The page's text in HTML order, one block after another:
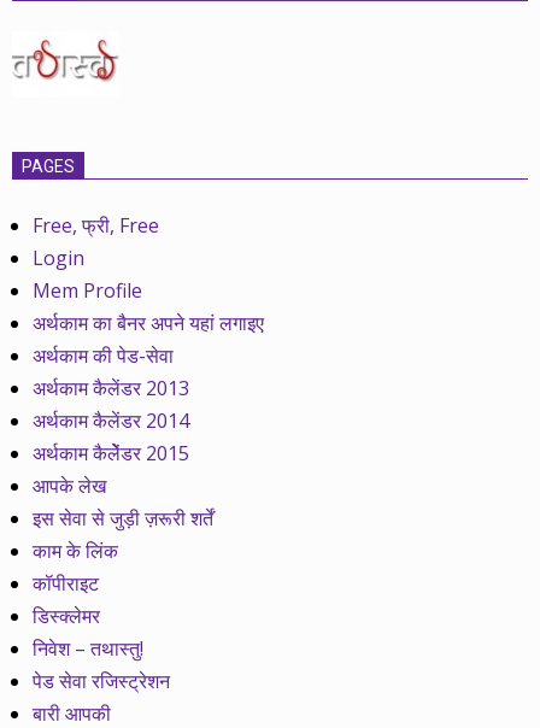
PAGES
Free, फ्री, Free
Login
Mem Profile
अर्थकाम का बैनर अपने यहां लगाइए
अर्थकाम की पेड-सेवा
अर्थकाम कैलेंडर 2013
अर्थकाम कैलेंडर 2014
अर्थकाम कैलेेंडर 2015
आपके लेख
इस सेवा से जुड़ी ज़रूरी शर्तें
काम के लिंक
कॉपीराइट
डिस्क्लेमर
निवेश – तथास्तु!
पेड सेवा रजिस्ट्रेशन
बारी आपकी